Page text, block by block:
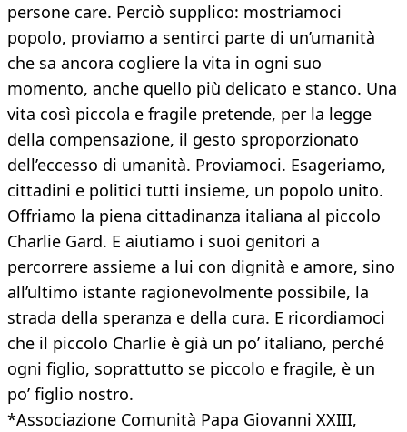
persone care. Perciò supplico: mostriamoci
popolo, proviamo a sentirci parte di un’umanità
che sa ancora cogliere la vita in ogni suo
momento, anche quello più delicato e stanco. Una
vita così piccola e fragile pretende, per la legge
della compensazione, il gesto sproporzionato
dell’eccesso di umanità. Proviamoci. Esageriamo,
cittadini e politici tutti insieme, un popolo unito.
Offriamo la piena cittadinanza italiana al piccolo
Charlie Gard. E aiutiamo i suoi genitori a
percorrere assieme a lui con dignità e amore, sino
all’ultimo istante ragionevolmente possibile, la
strada della speranza e della cura. E ricordiamoci
che il piccolo Charlie è già un po’ italiano, perché
ogni figlio, soprattutto se piccolo e fragile, è un
po’ figlio nostro.
*Associazione Comunità Papa Giovanni XXIII,